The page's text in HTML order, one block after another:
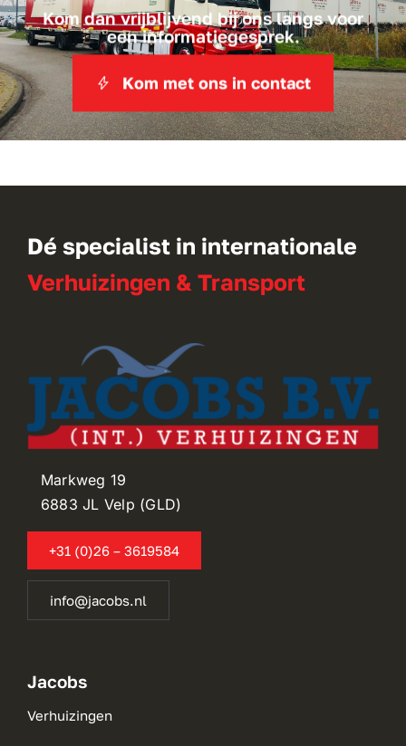
Kom dan vrijblijvend bij ons langs voor
een informatiegesprek.
Kom met ons in contact
Dé specialist in internationale
Verhuizingen & Transport
Markweg 19
6883 JL Velp (GLD)
+31 (0)26 – 3619584
info@jacobs.nl
Jacobs
Verhuizingen